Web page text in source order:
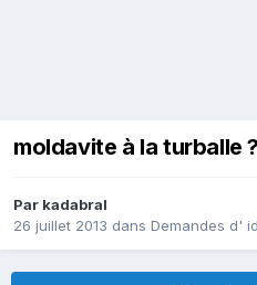
moldavite à la turballe ?
Par kadabral
26 juillet 2013 dans Demandes d'